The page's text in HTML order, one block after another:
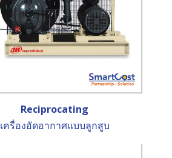
Reciprocating
เครื่องอัดอากาศแบบลูกสูบ